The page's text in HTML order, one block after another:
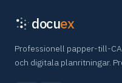
docuex
Professionell papper-till-
och digitala planritningar.